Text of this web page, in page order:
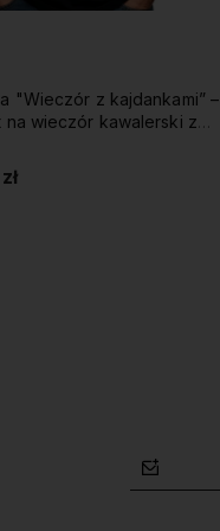
"Wieczór z kajdankami” –
na wieczór kawalerski z